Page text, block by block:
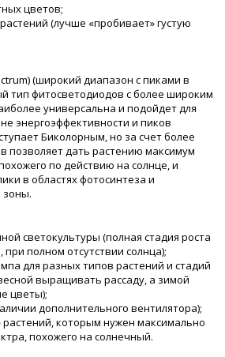
цветов;
(лучше «пробивает» густую
(широкий диапазон с пиками в
тип фитосветодиодов с более широким
универсальна и подойдет для
энергоэффективности и пиков
Биколорным, но за счет более
позволяет дать растению максимум
по действию на солнце, и
в областях фотосинтеза и
зоны.
светокультуры (полная стадия роста
полном отсутствии солнца);
для разных типов растений и стадий
выращивать рассаду, а зимой
цветы);
дополнительного вентилятора);
которым нужен максимально
похожего на солнечный.